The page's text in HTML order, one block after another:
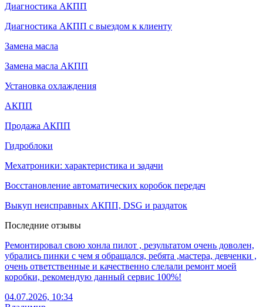
Диагностика АКПП
Диагностика АКПП с выездом к клиенту
Замена масла
Замена масла АКПП
Установка охлаждения
АКПП
Продажа АКПП
Гидроблоки
Мехатроники: характеристика и задачи
Восстановление автоматических коробок передач
Выкуп неисправных АКПП, DSG и раздаток
Последние отзывы
Ремонтировал свою хонла пилот , результатом очень доволен,
убрались пинки с чем я обращался, ребята ,мастера, девченки ,
очень ответственные и качественно слелали ремонт моей
коробки, рекомендую данный сервис 100%!
04.07.2026, 10:34